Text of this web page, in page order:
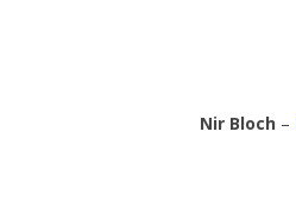
Nir Bloch –